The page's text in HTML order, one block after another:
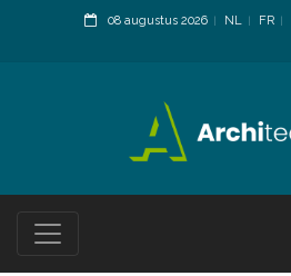
08 augustus 2026 NL FR